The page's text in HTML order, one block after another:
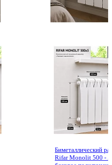
Биметаллический
Rifar Monolit 500 - 5